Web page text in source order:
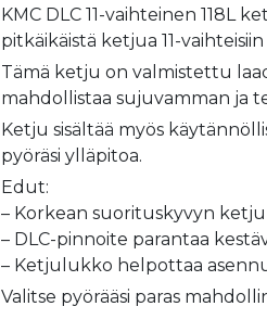
KMC DLC 11-vaihteinen
pitkäikäistä ketjua 11-vaihteisiin
Tämä ketju on valmistettu
mahdollistaa sujuvamman ja
Ketju sisältää myös
pyöräsi ylläpitoa.
Edut:
– Korkean suorituskyvyn ketju
– DLC-pinnoite parantaa
– Ketjulukko helpottaa
Valitse pyörääsi paras